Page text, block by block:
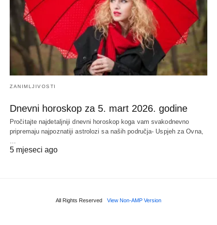
ZANIMLJIVOSTI
Dnevni horoskop za 5. mart 2026. godine
Pročitajte najdetaljniji dnevni horoskop koga vam svakodnevno
pripremaju najpoznatiji astrolozi sa naših područja- Uspjeh za Ovna,
…
5 mjeseci ago
All Rights Reserved View Non-AMP Version